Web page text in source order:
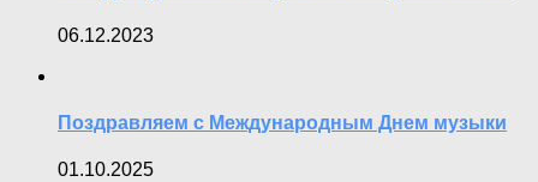
06.12.2023
Поздравляем с Международным Днем музыки
01.10.2025